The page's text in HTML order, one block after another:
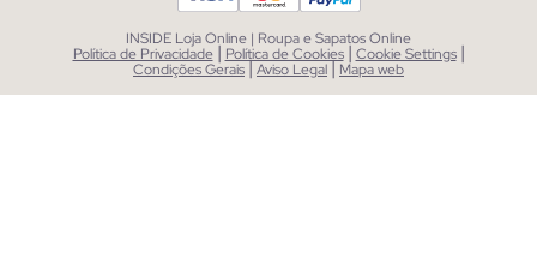
INSIDE Loja Online | Roupa e Sapatos Online
Política de Privacidade | Política de Cookies | Cookie Settings |
Condições Gerais|Aviso Legal| Mapa web